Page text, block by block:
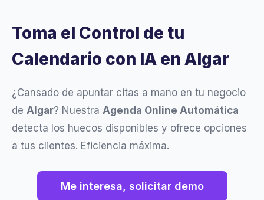
Toma el Control de tu
Calendario con IA en Algar
¿Cansado de apuntar citas a mano en tu negocio
de Algar? Nuestra Agenda Online Automática
detecta los huecos disponibles y ofrece opciones
a tus clientes. Eficiencia máxima.
Me interesa, solicitar demo